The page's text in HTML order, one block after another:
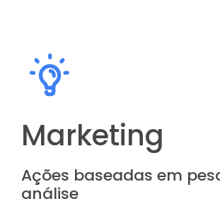
Marketing
Ações baseadas em
análise